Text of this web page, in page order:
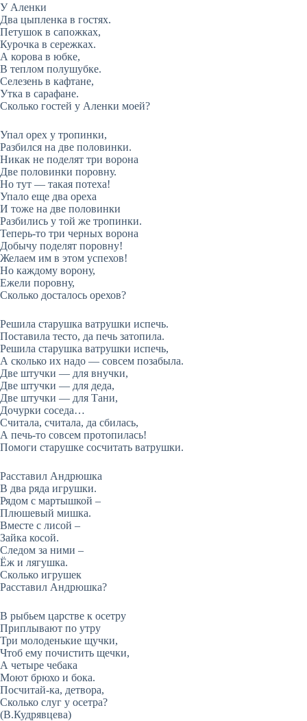
У Аленки
Два цыпленка в гостях.
Петушок в сапожках,
Курочка в сережках.
А корова в юбке,
В теплом полушубке.
Селезень в кафтане,
Утка в сарафане.
Сколько гостей у Аленки моей?
Упал орех у тропинки,
Разбился на две половинки.
Никак не поделят три ворона
Две половинки поровну.
Но тут — такая потеха!
Упало еще два ореха
И тоже на две половинки
Разбились у той же тропинки.
Теперь-то три черных ворона
Добычу поделят поровну!
Желаем им в этом успехов!
Но каждому ворону,
Ежели поровну,
Сколько досталось орехов?
Решила старушка ватрушки испечь.
Поставила тесто, да печь затопила.
Решила старушка ватрушки испечь,
А сколько их надо — совсем позабыла.
Две штучки — для внучки,
Две штучки — для деда,
Две штучки — для Тани,
Дочурки соседа…
Считала, считала, да сбилась,
А печь-то совсем протопилась!
Помоги старушке сосчитать ватрушки.
Расставил Андрюшка
В два ряда игрушки.
Рядом с мартышкой –
Плюшевый мишка.
Вместе с лисой –
Зайка косой.
Следом за ними –
Ёж и лягушка.
Сколько игрушек
Расставил Андрюшка?
В рыбьем царстве к осетру
Приплывают по утру
Три молоденькие щучки,
Чтоб ему почистить щечки,
А четыре чебака
Моют брюхо и бока.
Посчитай-ка, детвора,
Сколько слуг у осетра?
(В.Кудрявцева)